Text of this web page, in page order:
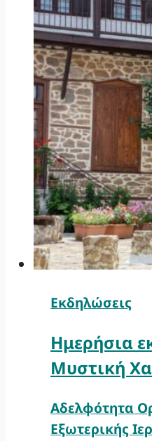
Εκδηλώσεις
Ημερήσια
Μυστική
Αδελφότητα
Εξωτερικής